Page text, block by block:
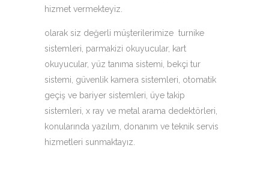
hizmet vermekteyiz.
olarak siz değerli müşterilerimize turnike
sistemleri, parmakizi okuyucular, kart
okuyucular, yüz tanıma sistemi, bekçi tur
sistemi, güvenlik kamera sistemleri, otomatik
geçiş ve bariyer sistemleri, üye takip
sistemleri, x ray ve metal arama dedektörleri,
konularında yazılım, donanım ve teknik servis
hizmetleri sunmaktayız.